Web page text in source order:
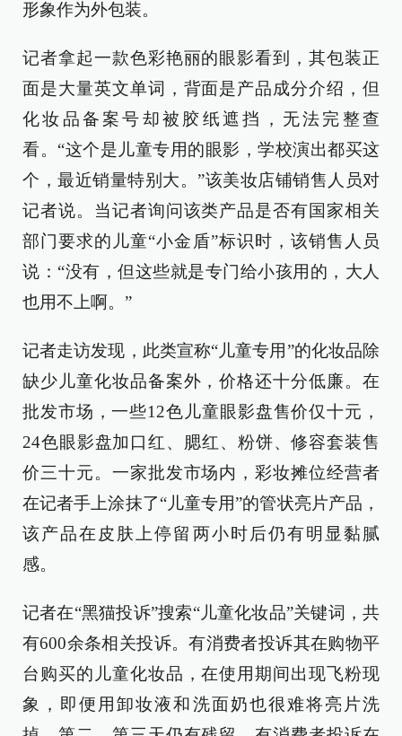
形象作为外包装。
记者拿起一款色彩艳丽的眼影看到，其包装正
面是大量英文单词，背面是产品成分介绍，但
化妆品备案号却被胶纸遮挡，无法完整查
看。“这个是儿童专用的眼影，学校演出都买这
个，最近销量特别大。”该美妆店铺销售人员对
记者说。当记者询问该类产品是否有国家相关
部门要求的儿童“小金盾”标识时，该销售人员
说：“没有，但这些就是专门给小孩用的，大人
也用不上啊。”
记者走访发现，此类宣称“儿童专用”的化妆品除
缺少儿童化妆品备案外，价格还十分低廉。在
批发市场，一些12色儿童眼影盘售价仅十元，
24色眼影盘加口红、腮红、粉饼、修容套装售
价三十元。一家批发市场内，彩妆摊位经营者
在记者手上涂抹了“儿童专用”的管状亮片产品，
该产品在皮肤上停留两小时后仍有明显黏腻
感。
记者在“黑猫投诉”搜索“儿童化妆品”关键词，共
有600余条相关投诉。有消费者投诉其在购物平
台购买的儿童化妆品，在使用期间出现飞粉现
象，即便用卸妆液和洗面奶也很难将亮片洗